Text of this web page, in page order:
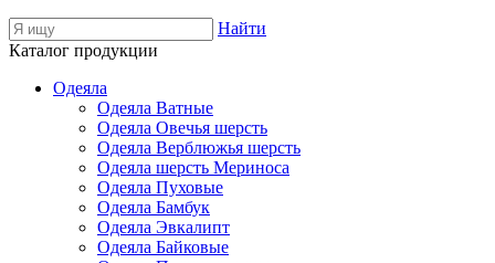
Найти
Каталог продукции
Одеяла
Одеяла Ватные
Одеяла Овечья шерсть
Одеяла Верблюжья шерсть
Одеяла шерсть Мериноса
Одеяла Пуховые
Одеяла Бамбук
Одеяла Эвкалипт
Одеяла Байковые